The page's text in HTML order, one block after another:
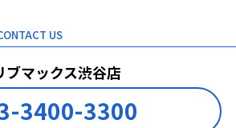
US
ブマックス渋谷店
3400-3300